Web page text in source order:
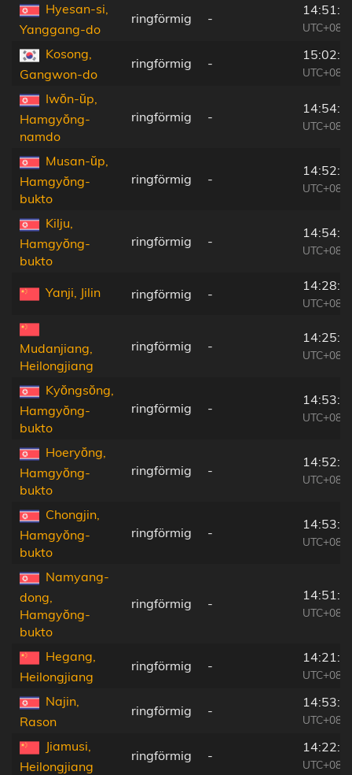
Hyesan-si,
Yanggang-do
ringförmig -
Kosong,
Gangwon-do
ringförmig -
Iwŏn-ŭp,
Hamgyŏng-
namdo
ringförmig -
Musan-ŭp,
Hamgyŏng-
bukto
ringförmig -
Kilju,
Hamgyŏng-
bukto
ringförmig -
Yanji, Jilin ringförmig -
Mudanjiang,
Heilongjiang
ringförmig -
Kyŏngsŏng,
Hamgyŏng-
bukto
ringförmig -
Hoeryŏng,
Hamgyŏng-
bukto
ringförmig -
Chongjin,
Hamgyŏng-
bukto
ringförmig -
Namyang-
dong,
Hamgyŏng-
bukto
ringförmig -
Hegang,
Heilongjiang
ringförmig -
Najin,
Rason
ringförmig -
Jiamusi,
Heilongjiang
ringförmig -